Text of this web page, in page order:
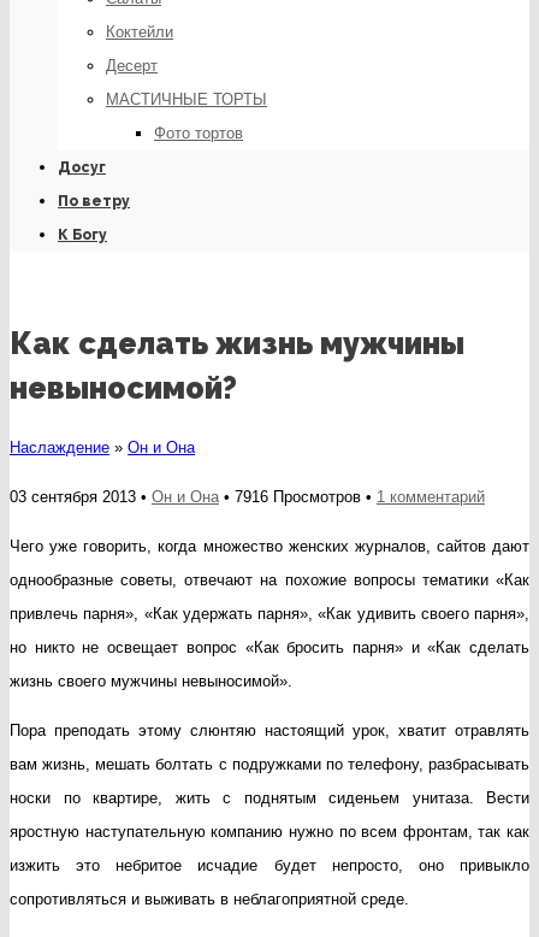
Коктейли
Десерт
МАСТИЧНЫЕ ТОРТЫ
Фото тортов
Досуг
По ветру
К Богу
Как сделать жизнь мужчины
невыносимой?
Наслаждение » Он и Она
03 сентября 2013 • Он и Она • 7916 Просмотров • 1 комментарийк
Чего уже говорить, когда множество женских журналов, сайтов дают
однообразные советы, отвечают на похожие вопросы тематики «Как
привлечь парня», «Как удержать парня», «Как удивить своего парня»,
но никто не освещает вопрос «Как бросить парня» и «Как сделать
жизнь своего мужчины невыносимой».
Пора преподать этому слюнтяю настоящий урок, хватит отравлять
вам жизнь, мешать болтать с подружками по телефону, разбрасывать
носки по квартире, жить с поднятым сиденьем унитаза. Вести
яростную наступательную компанию нужно по всем фронтам, так как
изжить это небритое исчадие будет непросто, оно привыкло
сопротивляться и выживать в неблагоприятной среде.